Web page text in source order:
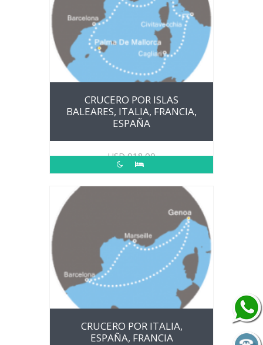
CRUCERO POR ISLAS
BALEARES, ITALIA, FRANCIA,
ESPAÑA
USD918.00
CRUCERO POR ITALIA,
ESPAÑA, FRANCIA